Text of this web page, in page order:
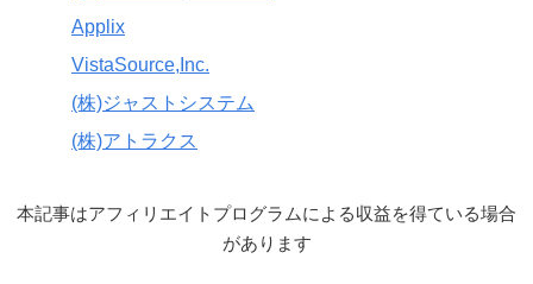
Applix
VistaSource,Inc.
(株)ジャストシステム
(株)アトラクス
本記事はアフィリエイトプログラムによる収益を得ている場合
があります